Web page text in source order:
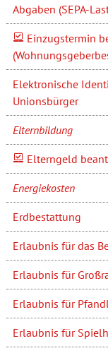
Abgaben (SEPA-
Einzugstermin
Elektronische
Unionsbürger
Elternbildung
Elterngeld
Energiekosten
Erdbestattung
Erlaubnis für das
Erlaubnis für
Erlaubnis für
Erlaubnis für